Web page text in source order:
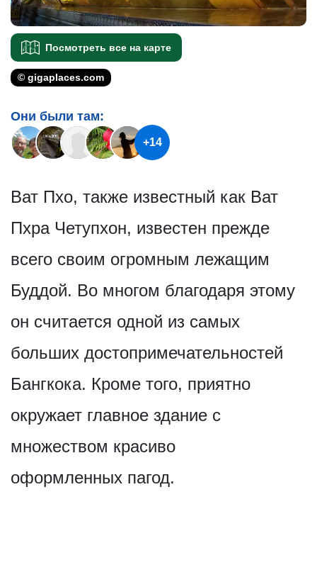
Посмотреть все на карте
© gigaplaces.com
Они были там:
+14
Ват Пхо, также известный как Ват
Пхра Четупхон, известен прежде
всего своим огромным лежащим
Буддой. Во многом благодаря этому
он считается одной из самых
больших достопримечат­ельностей
Бангкока. Кроме того, приятно
окружает главное здание с
множеством красиво
оформленных пагод.